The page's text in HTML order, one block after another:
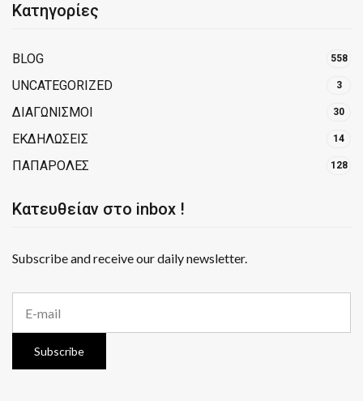
Κατηγορίες
BLOG 558
UNCATEGORIZED 3
ΔΙΑΓΩΝΙΣΜΟΙ 30
ΕΚΔΗΛΩΣΕΙΣ 14
ΠΑΠΑΡΟΛΕΣ 128
Κατευθείαν στο inbox !
Subscribe and receive our daily newsletter.
a
Subscribe